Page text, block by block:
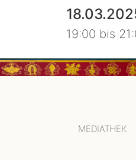
19:00 bis
MEDIATHEK